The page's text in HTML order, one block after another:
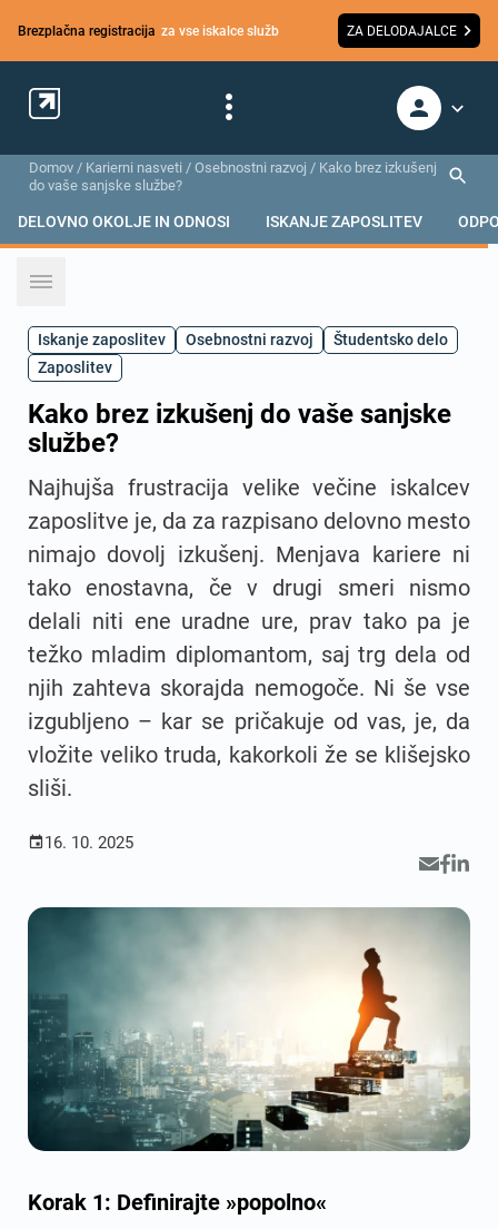
Brezplačna registracija za vse iskalce služb ZA DELODAJALCE
Domov / Karierni nasveti / Osebnostni razvoj / Kako brez izkušenj
do vaše sanjske službe?
DELOVNO OKOLJE IN ODNOSI ISKANJE ZAPOSLITEV
Iskanje zaposlitev Osebnostni razvoj
Študentsko delo
Zaposlitev
Kako brez izkušenj do vaše sanjske
službe?
Najhujša frustracija velike večine iskalcev
zaposlitve je, da za razpisano delovno mesto
nimajo dovolj izkušenj. Menjava kariere ni
tako enostavna, če v drugi smeri nismo
delali niti ene uradne ure, prav tako pa je
težko mladim diplomantom, saj trg dela od
njih zahteva skorajda nemogoče. Ni še vse
izgubljeno – kar se pričakuje od vas, je, da
vložite veliko truda, kakorkoli že se klišejsko
sliši.
 16. 10. 2025
Korak 1: Definirajte »popolno«